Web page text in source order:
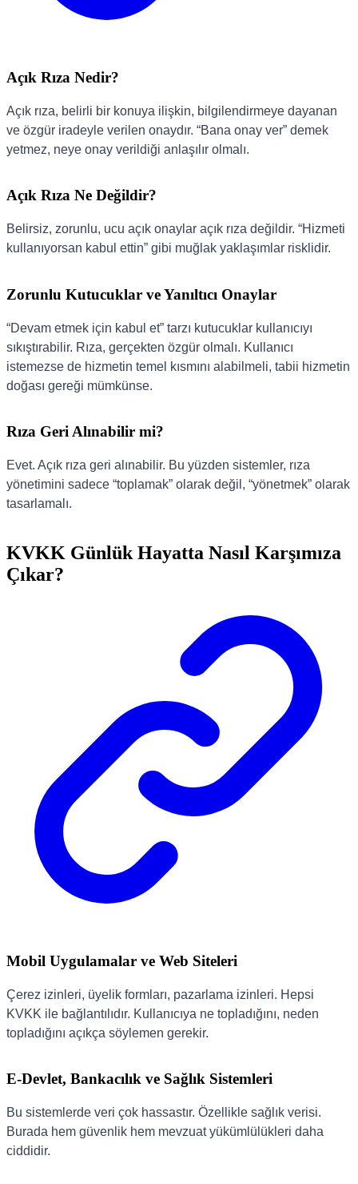
Açık Rıza Nedir?
Açık rıza, belirli bir konuya ilişkin, bilgilendirmeye dayanan
ve özgür iradeyle verilen onaydır. “Bana onay ver” demek
yetmez, neye onay verildiği anlaşılır olmalı.
Açık Rıza Ne Değildir?
Belirsiz, zorunlu, ucu açık onaylar açık rıza değildir. “Hizmeti
kullanıyorsan kabul ettin” gibi muğlak yaklaşımlar risklidir.
Zorunlu Kutucuklar ve Yanıltıcı Onaylar
“Devam etmek için kabul et” tarzı kutucuklar kullanıcıyı
sıkıştırabilir. Rıza, gerçekten özgür olmalı. Kullanıcı
istemezse de hizmetin temel kısmını alabilmeli, tabii hizmetin
doğası gereği mümkünse.
Rıza Geri Alınabilir mi?
Evet. Açık rıza geri alınabilir. Bu yüzden sistemler, rıza
yönetimini sadece “toplamak” olarak değil, “yönetmek” olarak
tasarlamalı.
KVKK Günlük Hayatta Nasıl Karşımıza
Çıkar?
Mobil Uygulamalar ve Web Siteleri
Çerez izinleri, üyelik formları, pazarlama izinleri. Hepsi
KVKK ile bağlantılıdır. Kullanıcıya ne topladığını, neden
topladığını açıkça söylemen gerekir.
E-Devlet, Bankacılık ve Sağlık Sistemleri
Bu sistemlerde veri çok hassastır. Özellikle sağlık verisi.
Burada hem güvenlik hem mevzuat yükümlülükleri daha
ciddidir.